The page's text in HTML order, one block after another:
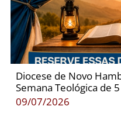
Diocese de Novo
Semana Teológica de
09/07/2026